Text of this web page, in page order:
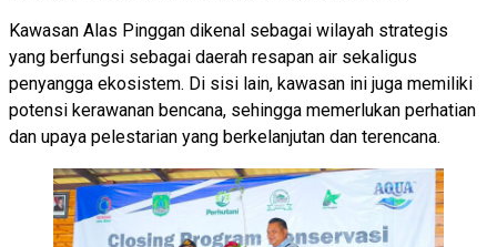
Kawasan Alas Pinggan dikenal sebagai wilayah strategis
yang berfungsi sebagai daerah resapan air sekaligus
penyangga ekosistem. Di sisi lain, kawasan ini juga memiliki
potensi kerawanan bencana, sehingga memerlukan perhatian
dan upaya pelestarian yang berkelanjutan dan terencana.